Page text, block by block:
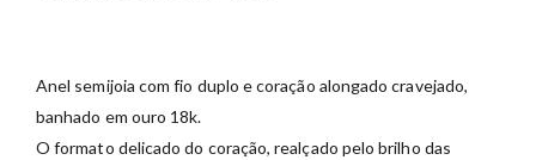
Anel semijoia comfio duplo ecoração alongadocravejado,
banhado em ouro 18k.
Oformato delicadodo coração,realçado pelobrilho das